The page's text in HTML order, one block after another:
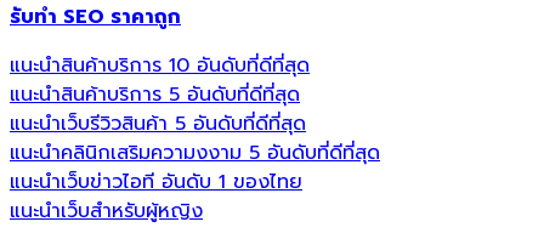
รับทำ SEO ราคาถูก
แนะนำสินค้าบริการ 10 อันดับที่ดีที่สุด
แนะนำสินค้าบริการ 5 อันดับที่ดีที่สุด
แนะนำเว็บรีวิวสินค้า 5 อันดับที่ดีที่สุด
แนะนำคลินิกเสริมความงงาม 5 อันดับที่ดีที่สุด
แนะนำเว็บข่าวไอที อันดับ 1 ของไทย
แนะนำเว็บสำหรับผู้หญิง